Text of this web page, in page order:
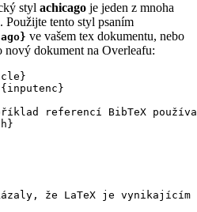
styl achicago je jeden z mnoha
Použijte tento styl psaním
ve vašem tex dokumentu, nebo
dokument na Overleafu:
}
]{ inputenc }
příklad referencí BibTeX
že LaTeX je vynikajícím